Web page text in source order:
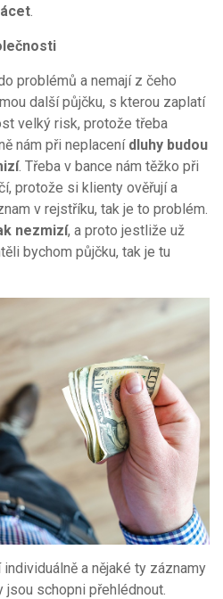
.
problémů a nemají z čeho
další půjčku, s kterou zaplatí
velký risk, protože třeba
nám při neplacení dluhy budou
. Třeba v bance nám těžko při
protože si klienty ověřují a
v rejstříku, tak je to problém.
nezmizí, a proto jestliže už
bychom půjčku, tak je tu
a nějaké ty záznamy
schopni přehlédnout.